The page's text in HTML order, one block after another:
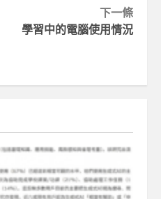
下一條
學習中的電腦使用情況